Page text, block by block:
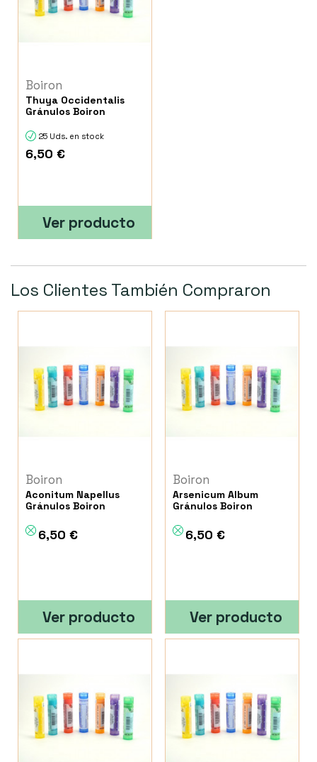
Boiron
Thuya Occidentalis
Gránulos Boiron
25 Uds. en stock
6,50 €
Ver producto
Los Clientes También Compraron
Boiron
Aconitum Napellus
Gránulos Boiron
6,50 €
Ver producto
Boiron
Arsenicum Album
Gránulos Boiron
6,50 €
Ver producto